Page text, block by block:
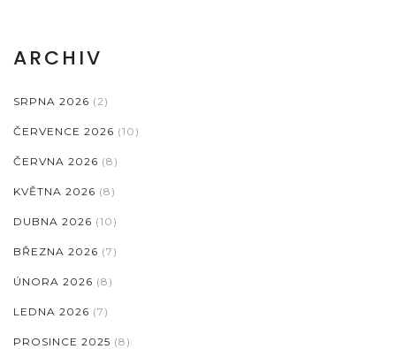
ARCHIV
SRPNA 2026 (2)
ČERVENCE 2026 (10)
ČERVNA 2026 (8)
KVĚTNA 2026 (8)
DUBNA 2026 (10)
BŘEZNA 2026 (7)
ÚNORA 2026 (8)
LEDNA 2026 (7)
PROSINCE 2025 (8)